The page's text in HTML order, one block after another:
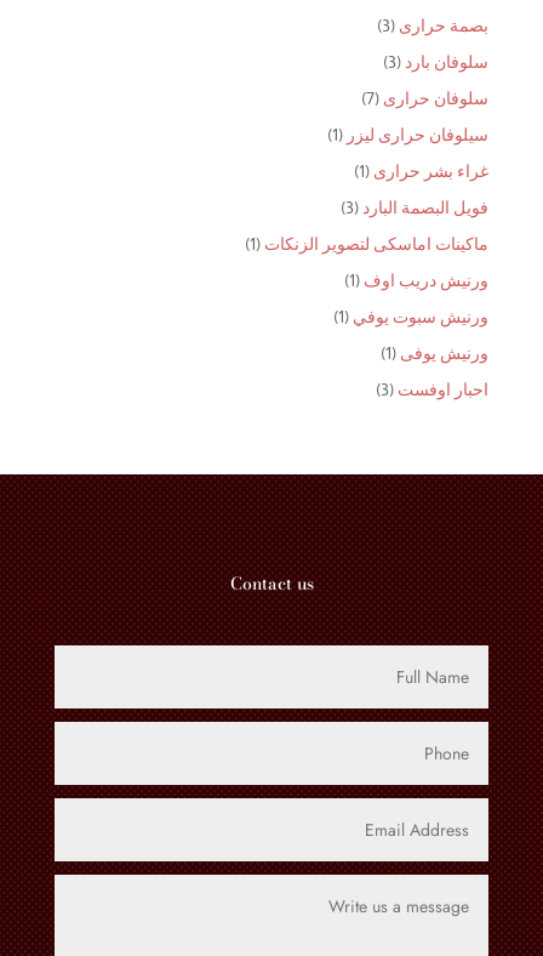
بصمة حرارى 3
3
سلوفان بارد 3
3
منتجات سلوفان حرارى 7
7
منتجاتسيلوفان حرارى ليزر 1
غراء بشر حرارى 1
منتج فويل البصمة البارد 3
3
منتجات
ماكينات اماسكى لتصوير الزنكات 1
ورنيش دريب اوف 1
منتج ورنيش سبوت يوفي 1
ورنيش يوفى 1
منتج
احبار اوفست 3
3
Contact us